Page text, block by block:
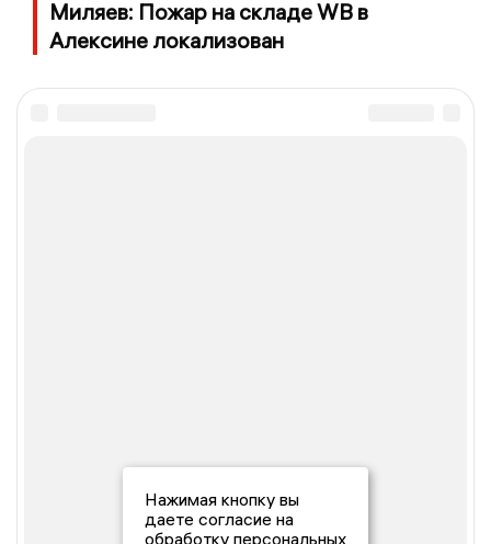
Миляев: Пожар на складе WB в
Алексине локализован
Нажимая кнопку вы
даете согласие на
обработку персональных